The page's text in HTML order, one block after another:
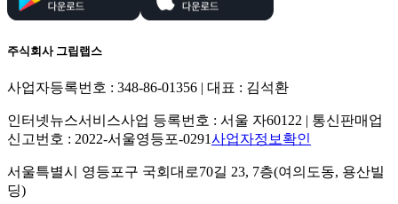
주식회사 그립랩스
사업자등록번호 : 348-86-01356 | 대표 : 김석환
인터넷뉴스서비스사업 등록번호 : 서울 자60122 | 통신판매업
신고번호 : 2022-서울영등포-0291사업자정보확인
서울특별시 영등포구 국회대로70길 23, 7층(여의도동, 용산빌
딩)